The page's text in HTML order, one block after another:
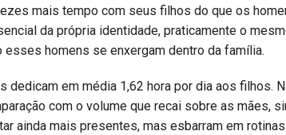
mais tempo com seus filhos do que os
da própria identidade, praticamente o
esses homens se enxergam dentro da família.
dedicam em média 1,62 hora por dia aos filhos.
com o volume que recai sobre as mães,
ainda mais presentes, mas esbarram em